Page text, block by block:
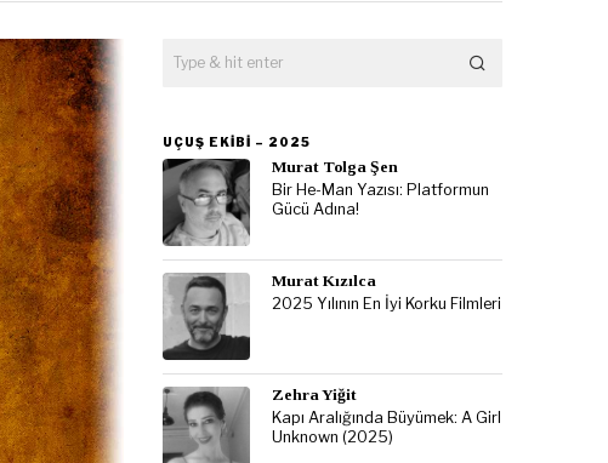
UÇUŞ EKIBI – 2025
Murat Tolga Şen
Bir He-Man Yazısı: Platformun
Gücü Adına!
Murat Kızılca
2025 Yılının En İyi Korku Filmleri
Zehra Yiğit
Kapı Aralığında Büyümek: A Girl
Unknown (2025)